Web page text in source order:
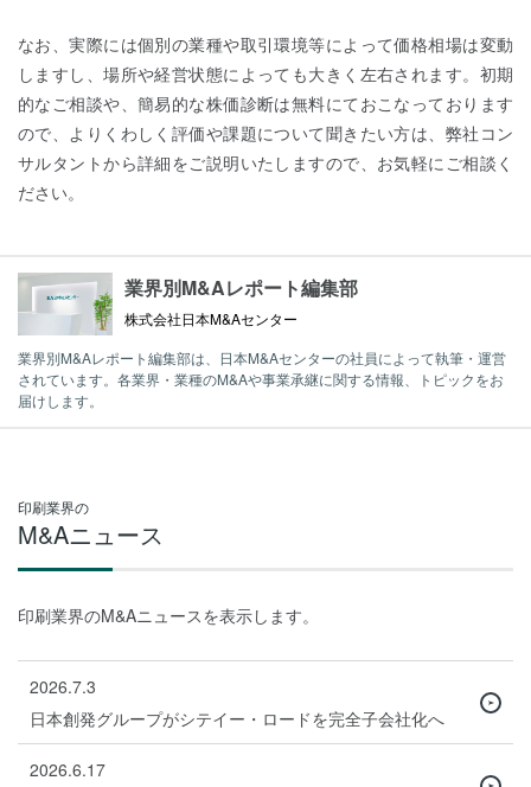
なお、実際には個別の業種や取引環境等によって価格相場は変動
しますし、場所や経営状態によっても大きく左右されます。初期
的なご相談や、簡易的な株価診断は無料にておこなっております
ので、よりくわしく評価や課題について聞きたい方は、弊社コン
サルタントから詳細をご説明いたしますので、お気軽にご相談く
ださい。
業界別M&Aレポート編集部
株式会社日本M&Aセンター
業界別M&Aレポート編集部は、日本M&Aセンターの社員によって執筆・運営
されています。各業界・業種のM&Aや事業承継に関する情報、トピックをお
届けします。
印刷業界の
M&Aニュース
印刷業界のM&Aニュースを表示します。
2026.7.3
日本創発グループがシテイー・ロードを完全子会社化へ
2026.6.17